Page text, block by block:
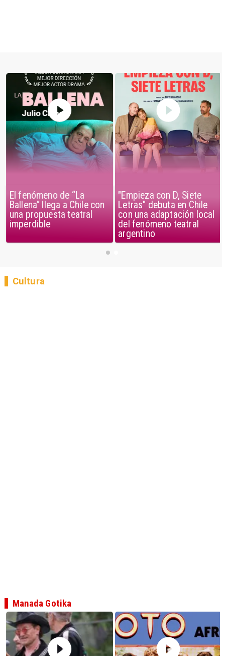
El fenómeno de “La
Ballena” llega a Chile con
una propuesta teatral
imperdible
"Empieza con D, Siete
Letras" debuta en Chile
con una adaptación local
del fenómeno teatral
argentino
Cultura
Manada Gotika